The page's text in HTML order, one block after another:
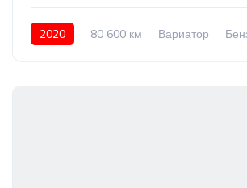
2020 80 600 км Вариатор